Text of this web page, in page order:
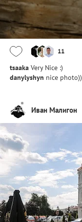
11
tsaaka Very Nice :)
danylyshyn nice photo))
Иван Малигон